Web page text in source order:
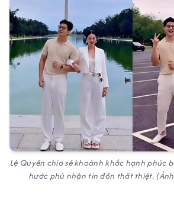
Lệ Quyên chia sẻ khoảnh khắc hạnh phúc
hước phủ nhận tin đồn thất thiệt.